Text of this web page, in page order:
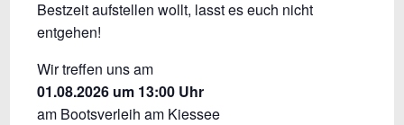
Bestzeit aufstellen wollt, lasst es euch nicht
entgehen!
Wir treffen uns am
01.08.2026 um 13:00 Uhr
am Bootsverleih am Kiessee